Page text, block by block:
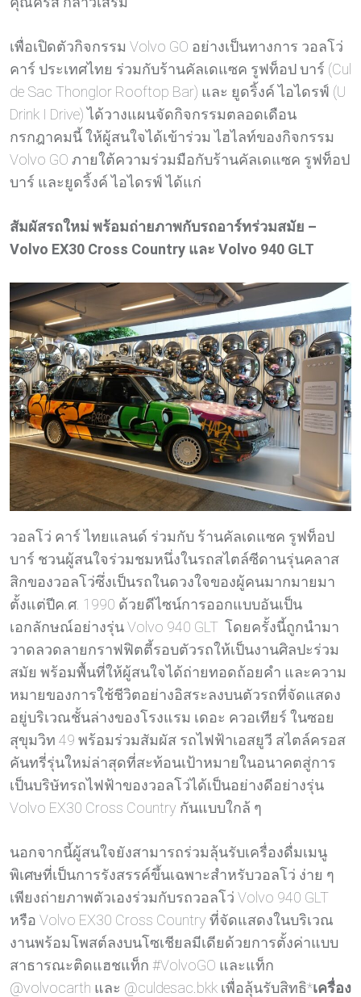
เพื่อเปิดตัวกิจกรรม Volvo GO อย่างเป็นทางการ วอลโว่
คาร์ ประเทศไทย ร่วมกับร้านคัลเดแซค รูฟท็อป บาร์ (Cul
de Sac Thonglor Rooftop Bar) และ ยูดริ้งค์ ไอไดรฟ์ (U
Drink I Drive) ได้วางแผนจัดกิจกรรมตลอดเดือน
กรกฎาคมนี้ ให้ผู้สนใจได้เข้าร่วม ไฮไลท์ของกิจกรรม
Volvo GO ภายใต้ความร่วมมือกับร้านคัลเดแซค รูฟท็อป
บาร์ และยูดริ้งค์ ไอไดรฟ์ ได้แก่
สัมผัสรถใหม่ พร้อมถ่ายภาพกับรถอาร์ทร่วมสมัย –
Volvo EX30 Cross Country และ Volvo 940 GLT
วอลโว่ คาร์ ไทยแลนด์ ร่วมกับ ร้านคัลเดแซค รูฟท็อป
บาร์ ชวนผู้สนใจร่วมชมหนึ่งในรถสไตล์ซีดานรุ่นคลาส
สิกของวอลโว่ซึ่งเป็นรถในดวงใจของผู้คนมากมายมา
ตั้งแต่ปีค.ศ. 1990 ด้วยดีไซน์การออกแบบอันเป็น
เอกลักษณ์อย่างรุ่น Volvo 940 GLT โดยครั้งนี้ถูกนำมา
วาดลวดลายกราฟฟิตตี้รอบตัวรถให้เป็นงานศิลปะร่วม
สมัย พร้อมพื้นที่ให้ผู้สนใจได้ถ่ายทอดถ้อยคำ และความ
หมายของการใช้ชีวิตอย่างอิสระลงบนตัวรถที่จัดแสดง
อยู่บริเวณชั้นล่างของโรงแรม เดอะ ควอเทียร์ ในซอย
สุขุมวิท 49 พร้อมร่วมสัมผัส รถไฟฟ้าเอสยูวี สไตล์ครอส
คันทรี่รุ่นใหม่ล่าสุดที่สะท้อนเป้าหมายในอนาคตสู่การ
เป็นบริษัทรถไฟฟ้าของวอลโว่ได้เป็นอย่างดีอย่างรุ่น
Volvo EX30 Cross Country กันแบบใกล้ ๆ
นอกจากนี้ผู้สนใจยังสามารถร่วมลุ้นรับเครื่องดื่มเมนู
พิเศษที่เป็นการรังสรรค์ขึ้นเฉพาะสำหรับวอลโว่ ง่าย ๆ
เพียงถ่ายภาพตัวเองร่วมกับรถวอลโว่ Volvo 940 GLT
หรือ Volvo EX30 Cross Country ที่จัดแสดงในบริเวณ
งานพร้อมโพสต์ลงบนโซเชียลมีเดียด้วยการตั้งค่าแบบ
สาธารณะติดแฮชแท็ก #VolvoGO และแท็ก
@volvocarth และ @culdesac.bkk เพื่อลุ้นรับสิทธิ*เครื่อง